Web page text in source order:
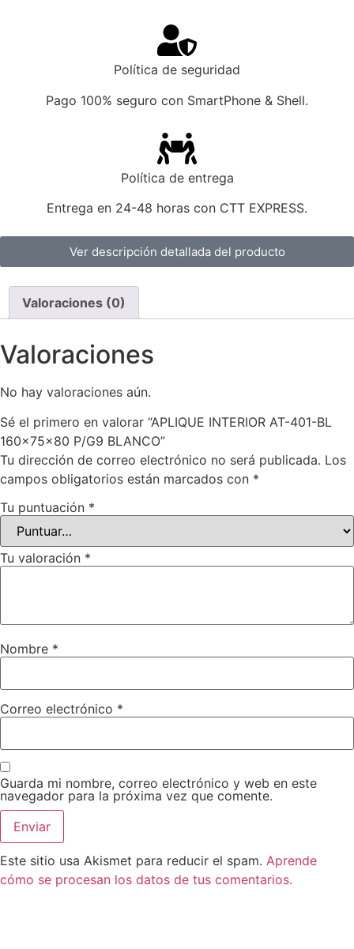
Política de seguridad
Pago 100% seguro con SmartPhone & Shell.
Política de entrega
Entrega en 24-48 horas con CTT EXPRESS.
Ver descripción detallada del producto
Valoraciones (0)
Valoraciones
No hay valoraciones aún.
Sé el primero en valorar “APLIQUE INTERIOR AT-401-BL
160x75x80 P/G9 BLANCO”
Tu dirección de correo electrónico no será publicada. Los
campos obligatorios están marcados con *
Tu puntuación *
Tu valoración *
Nombre *
Correo electrónico *
Guarda mi nombre, correo electrónico y web en este
navegador para la próxima vez que comente.
Este sitio usa Akismet para reducir el spam. Aprende
cómo se procesan los datos de tus comentarios.